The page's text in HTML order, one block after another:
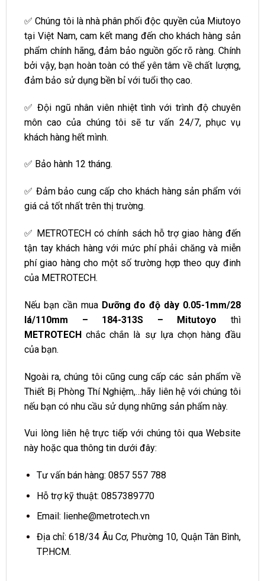
✅ Chúng tôi là nhà phân phối độc quyền của Miutoyo
tại Việt Nam, cam kết mang đến cho khách hàng sản
phẩm chính hãng, đảm bảo nguồn gốc rõ ràng. Chính
bởi vậy, bạn hoàn toàn có thể yên tâm về chất lượng,
đảm bảo sử dụng bền bỉ với tuổi thọ cao.
✅ Đội ngũ nhân viên nhiệt tình với trình độ chuyên
môn cao của chúng tôi sẽ tư vấn 24/7, phục vụ
khách hàng hết mình.
✅ Bảo hành 12 tháng.
✅ Đảm bảo cung cấp cho khách hàng sản phẩm với
giá cả tốt nhất trên thị trường.
✅ METROTECH có chính sách hỗ trợ giao hàng đến
tận tay khách hàng với mức phí phải chăng và miễn
phí giao hàng cho một số trường hợp theo quy đinh
của METROTECH.
Nếu bạn cần mua Dưỡng đo độ dày 0.05-1mm/28
lá/110mm – 184-313S – Mitutoyo
thì
METROTECH chắc chắn là sự lựa chọn hàng đầu
của bạn.
Ngoài ra, chúng tôi cũng cung cấp các sản phẩm về
Thiết Bị Phòng Thí Nghiệm,…hãy liên hệ với chúng tôi
nếu bạn có nhu cầu sử dụng những sản phẩm này.
Vui lòng liên hệ trực tiếp với chúng tôi qua Website
này hoặc qua thông tin dưới đây:
Tư vấn bán hàng: 0857 557 788
Hỗ trợ kỹ thuật: 0857389770
Email: lienhe@metrotech.vn
Địa chỉ: 618/34 Âu Cơ, Phường 10, Quận Tân Bình,
TP.HCM.